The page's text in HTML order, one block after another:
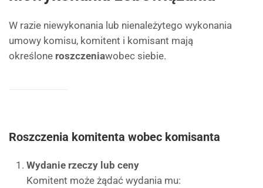
W razie niewykonania lub nienależytego wykonania
umowy komisu, komitent i komisant mają
określone roszczeniawobec siebie.
Roszczenia komitenta wobec komisanta
Wydanie rzeczy lub ceny
Komitent może żądać wydania mu: